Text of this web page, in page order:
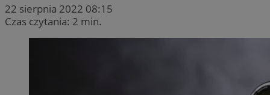
22 sierpnia 2022 08:15
Czas czytania: 2 min.